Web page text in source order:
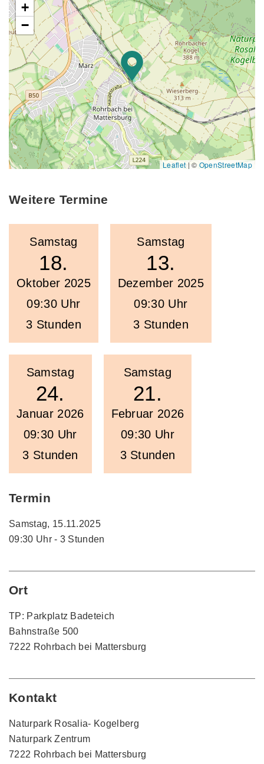
+
−
Leaflet |© OpenStreetMap
Weitere Termine
Samstag
18.
Oktober 2025
09:30 Uhr
3 Stunden
Samstag
13.
Dezember 2025
09:30 Uhr
3 Stunden
Samstag
24.
Januar 2026
09:30 Uhr
3 Stunden
Samstag
21.
Februar 2026
09:30 Uhr
3 Stunden
Termin
Samstag, 15.11.2025
09:30 Uhr - 3 Stunden
Ort
TP: Parkplatz Badeteich
Bahnstraße 500
7222 Rohrbach bei Mattersburg
Kontakt
Naturpark Rosalia- Kogelberg
Naturpark Zentrum
7222 Rohrbach bei Mattersburg